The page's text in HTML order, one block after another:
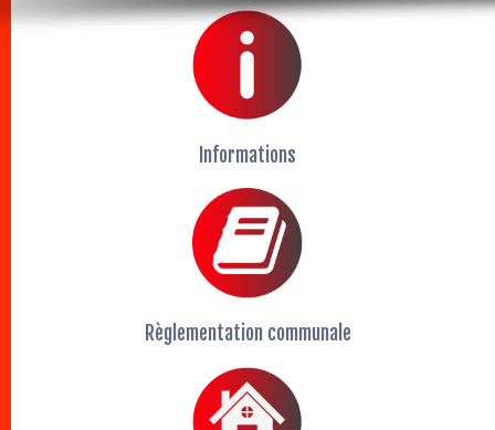
Informations
Règlementation communale